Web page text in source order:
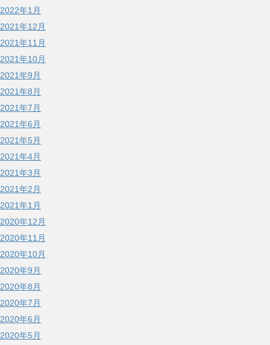
2022年1月
2021年12月
2021年11月
2021年10月
2021年9月
2021年8月
2021年7月
2021年6月
2021年5月
2021年4月
2021年3月
2021年2月
2021年1月
2020年12月
2020年11月
2020年10月
2020年9月
2020年8月
2020年7月
2020年6月
2020年5月